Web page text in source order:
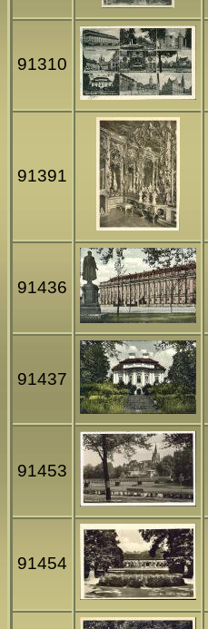
91310
91391
91436
91437
91453
91454